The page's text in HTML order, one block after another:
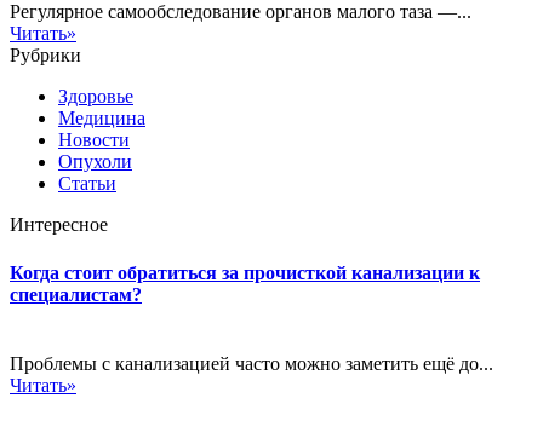
Регулярное самообследование органов малого таза —...
Читать»
Рубрики
Здоровье
Медицина
Новости
Опухоли
Статьи
Интересное
Когда стоит обратиться за прочисткой канализации к
специалистам?
Проблемы с канализацией часто можно заметить ещё до...
Читать»